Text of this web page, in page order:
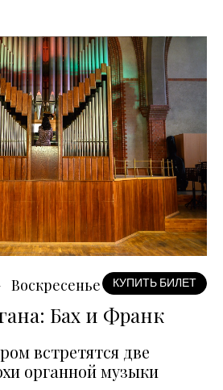
Воскресенье КУПИТЬ БИЛЕТ
Бах и Франк
встретятся две
органной музыки